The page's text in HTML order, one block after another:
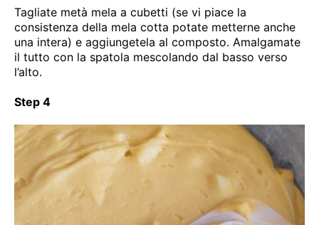
Tagliate metà mela a cubetti (se vi piace la
consistenza della mela cotta potate metterne anche
una intera) e aggiungetela al composto. Amalgamate
il tutto con la spatola mescolando dal basso verso
l’alto.
Step 4